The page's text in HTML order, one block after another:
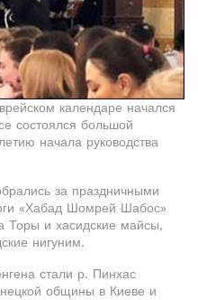
календаре начался
состоялся большой
начала руководства
за праздничными
«Хабад Шомрей Шабос»
Торы и хасидские майсы,
нигуним.
стали р. Пинхас
общины в Киеве и